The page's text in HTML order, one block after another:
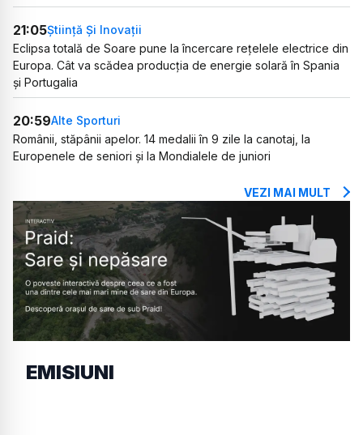
21:05Știință Și Inovații
Eclipsa totală de Soare pune la încercare rețelele electrice din
Europa. Cât va scădea producția de energie solară în Spania
și Portugalia
20:59Alte Sporturi
Românii, stăpânii apelor. 14 medalii în 9 zile la canotaj, la
Europenele de seniori și la Mondialele de juniori
VEZI MAI MULT
EMISIUNI